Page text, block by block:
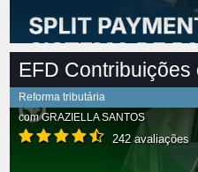
EFD Contribuições
Reforma tributária
comGRAZIELLA SANTOS
242 avaliações